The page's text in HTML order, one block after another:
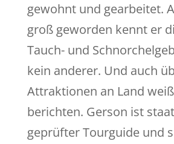
gewohnt und gearbeitet.
groß geworden kennt er
Tauch- und
kein anderer. Und auch
Attraktionen an Land
berichten. Gerson ist
geprüfter Tourguide und